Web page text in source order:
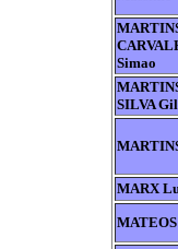
Simao
SILVA
MARX